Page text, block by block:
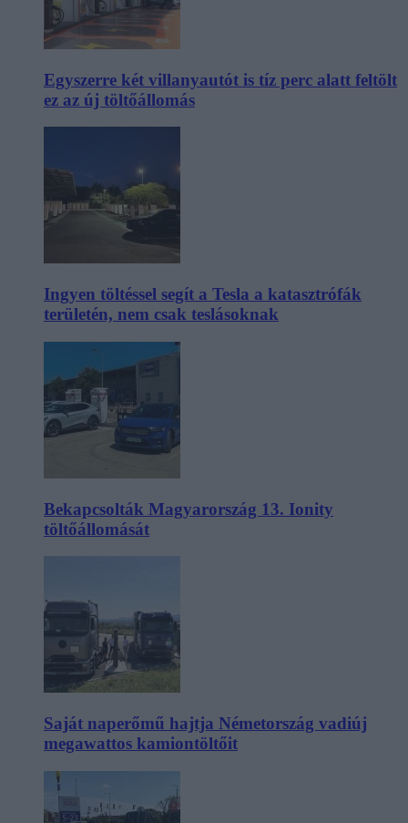
Egyszerre két villanyautót is tíz perc alatt feltölt
ez az új töltőállomás
Ingyen töltéssel segít a Tesla a katasztrófák
területén, nem csak teslásoknak
Bekapcsolták Magyarország 13. Ionity
töltőállomását
Saját naperőmű hajtja Németország vadiúj
megawattos kamiontöltőit